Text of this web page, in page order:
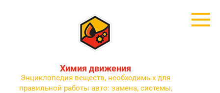
Химия движения
Энциклопедия веществ, необходимых для
правильной работы авто: замена, системы,